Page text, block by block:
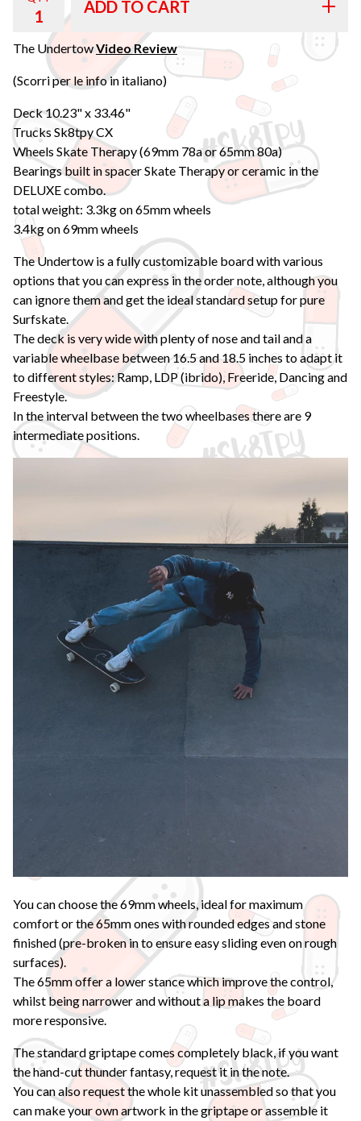
ADD TO CART
The UndertowVideo Review
(Scorri per le info in italiano)
Deck 10.23" x 33.46"
Trucks Sk8tpy CX
Wheels Skate Therapy (69mm 78a or 65mm 80a)
Bearings built in spacer Skate Therapy or ceramic in the
DELUXE combo.
total weight: 3.3kg on 65mm wheels
3.4kg on 69mm wheels
The Undertow is a fully customizable board with various
options that you can express in the order note, although you
can ignore them and get the ideal standard setup for pure
Surfskate.
The deck is very wide with plenty of nose and tail and a
variable wheelbase between 16.5 and 18.5 inches to adapt it
to different styles: Ramp, LDP (ibrido), Freeride, Dancing and
Freestyle.
In the interval between the two wheelbases there are 9
intermediate positions.
You can choose the 69mm wheels, ideal for maximum
comfort or the 65mm ones with rounded edges and stone
finished (pre-broken in to ensure easy sliding even on rough
surfaces).
The 65mm offer a lower stance which improve the control,
whilst being narrower and without a lip makes the board
more responsive.
The standard griptape comes completely black, if you want
the hand-cut thunder fantasy, request it in the note.
You can also request the whole kit unassembled so that you
can make your own artwork in the griptape or assemble it